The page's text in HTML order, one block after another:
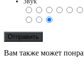
Вам также может